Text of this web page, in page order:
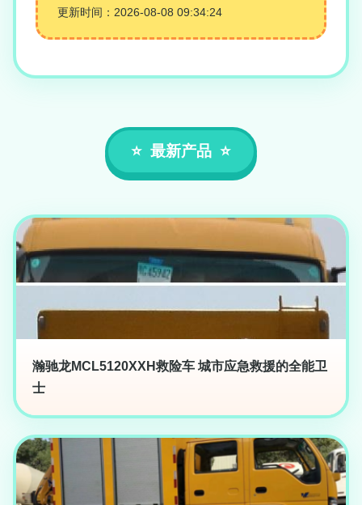
更新时间：2026-08-08 09:34:24
最新产品
瀚驰龙MCL5120XXH救险车 城市应急救援的全能卫
士